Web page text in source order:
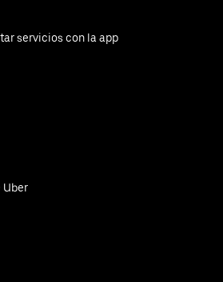
servicios con la app
Uber